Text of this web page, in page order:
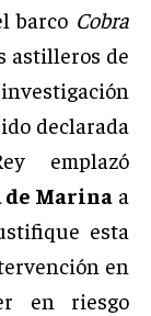
barco Cobra
astilleros de
declarada
emplazó
de Marina a
esta
en
en riesgo